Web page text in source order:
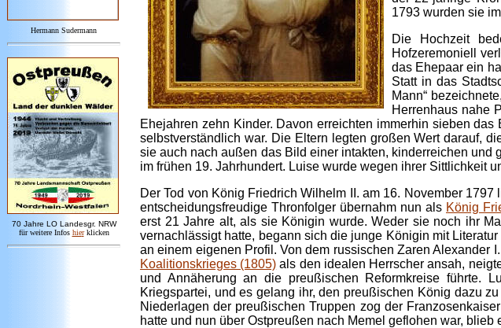
Hermann Sudermann
70 Jahre LO Landesgr. NRW
für weitere Infos hier klicken
1793 wurden sie
Die Hochzeit
Hofzeremoniell
das Ehepaar ein
Statt in das
Mann“
Herrenhaus nahe
Ehejahren zehn Kinder. Davon erreichten immerhin sieben
selbstverständlich war. Die Eltern legten großen Wert darauf,
sie auch nach außen das Bild einer intakten, kinderreichen
im frühen 19. Jahrhundert. Luise wurde wegen ihrer Sittlichkeit
Der Tod von König Friedrich Wilhelm II. am 16. November
entscheidungsfreudige Thronfolger übernahm nun als König
erst 21 Jahre alt, als sie Königin wurde. Weder sie noch ihr
vernachlässigt hatte, begann sich die junge Königin mit
an einem eigenen Profil. Von dem russischen Zaren
Koalitionskrieges (1805) als den idealen Herrscher ansah,
und Annäherung an die preußischen Reformkreise führte.
Kriegspartei, und es gelang ihr, den preußischen König dazu
Niederlagen der preußischen Truppen zog der
hatte und nun über Ostpreußen nach Memel geflohen war,